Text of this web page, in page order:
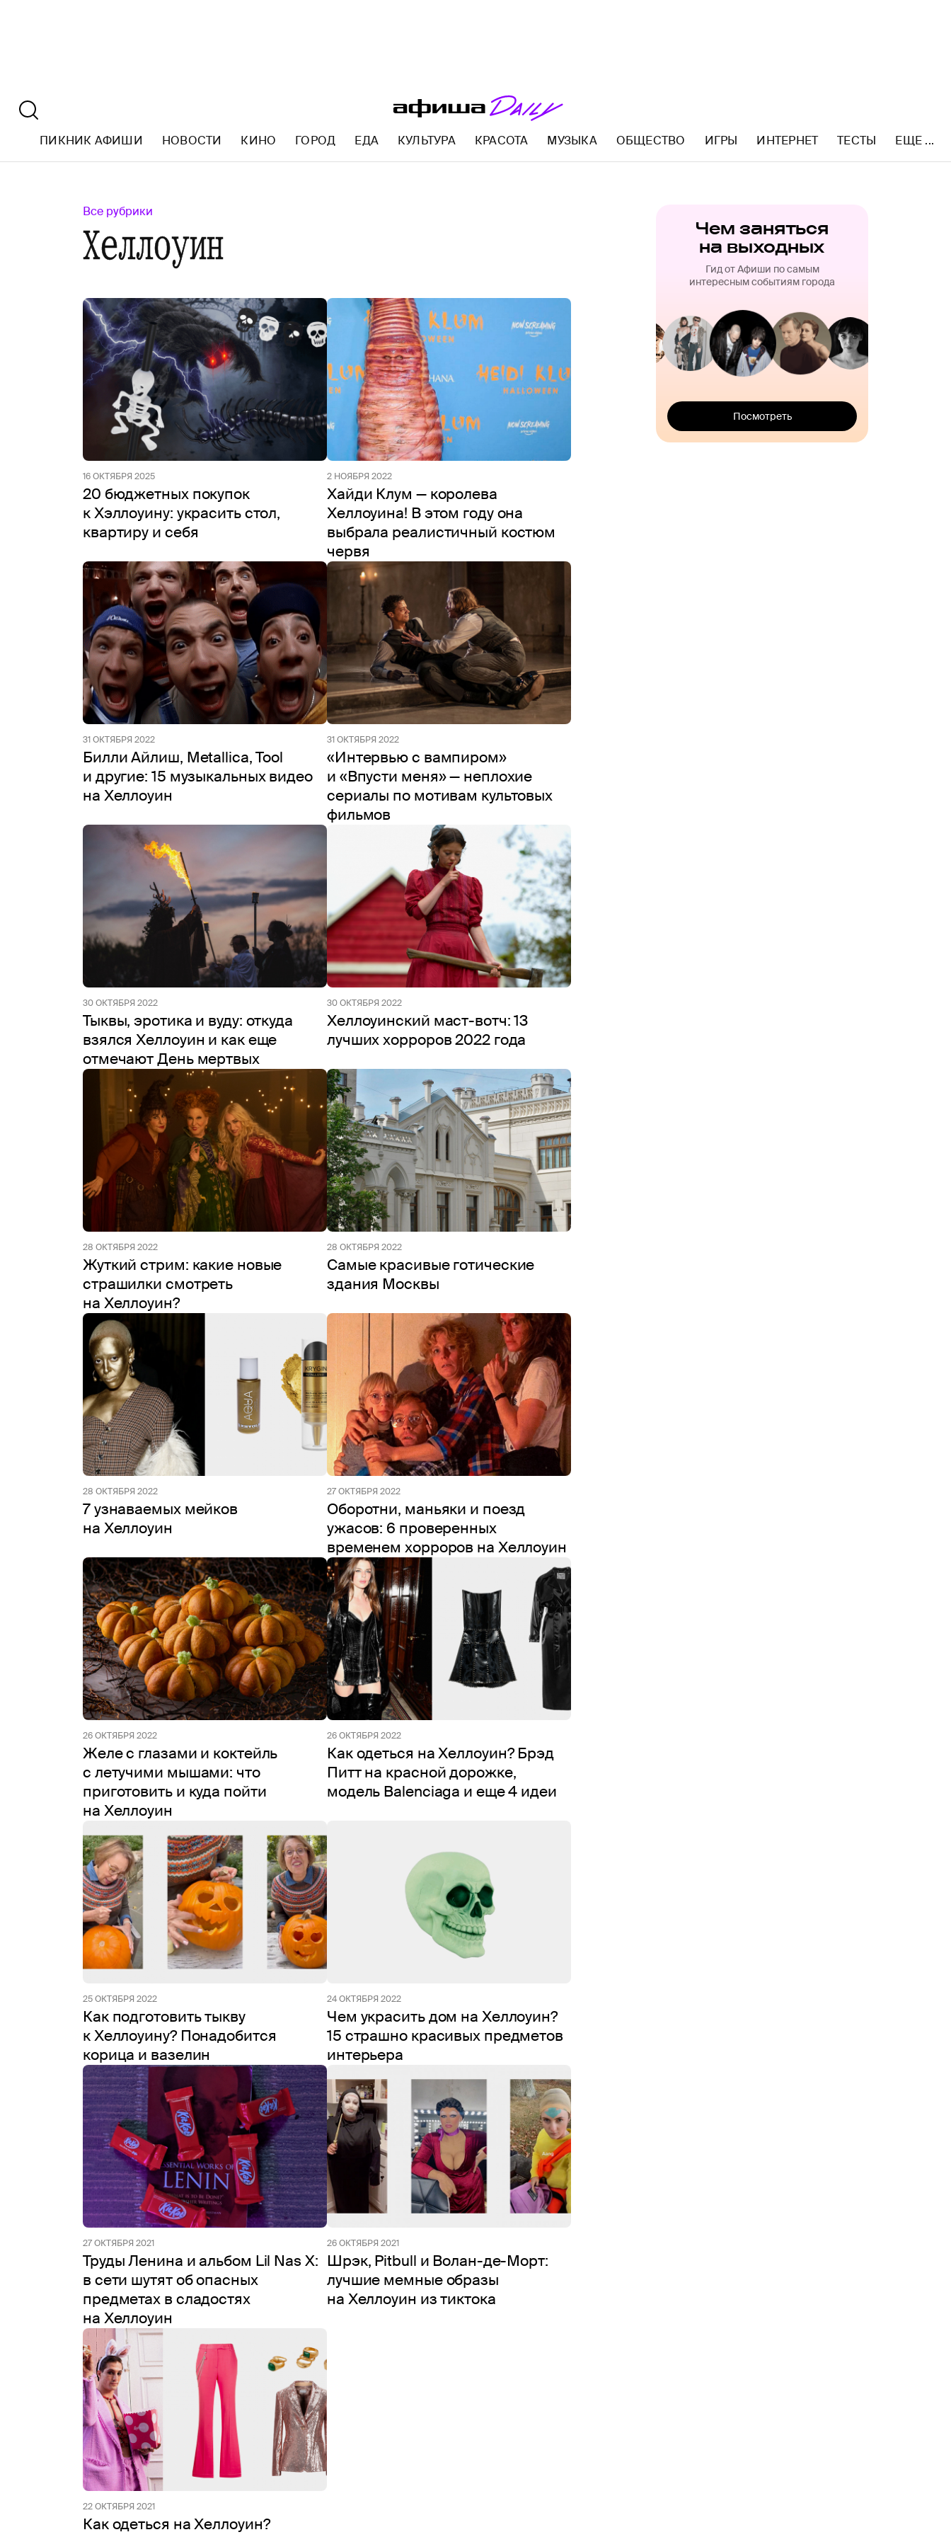
ПИКНИК АФИШИ НОВОСТИ КИНО ГОРОД ЕДА КУЛЬТУРА КРАСОТА МУЗЫКА ОБЩЕСТВО ИГРЫ ИНТЕРНЕТ
ТЕСТЫ
AFISHA.RU
ЕЩЕ ...
Все рубрики
Хеллоуин
16 ОКТЯБРЯ 2025
20 бюджетных покупок
к Хэллоуину: украсить стол,
квартиру и себя
2 НОЯБРЯ 2022
Хайди Клум — королева
Хеллоуина! В этом году она
выбрала реалистичный костюм
червя
31 ОКТЯБРЯ 2022
Билли Айлиш, Metallica, Tool
и другие: 15 музыкальных видео
на Хеллоуин
31 ОКТЯБРЯ 2022
«Интервью с вампиром»
и «Впусти меня» — неплохие
сериалы по мотивам культовых
фильмов
30 ОКТЯБРЯ 2022
Тыквы, эротика и вуду: откуда
взялся Хеллоуин и как еще
отмечают День мертвых
30 ОКТЯБРЯ 2022
Хеллоуинский маст-вотч: 13
лучших хорроров 2022 года
28 ОКТЯБРЯ 2022
Жуткий стрим: какие новые
страшилки смотреть
на Хеллоуин?
28 ОКТЯБРЯ 2022
Самые красивые готические
здания Москвы
28 ОКТЯБРЯ 2022
7 узнаваемых мейков
на Хеллоуин
27 ОКТЯБРЯ 2022
Оборотни, маньяки и поезд
ужасов: 6 проверенных
временем хорроров на Хеллоуин
26 ОКТЯБРЯ 2022
Желе с глазами и коктейль
с летучими мышами: что
приготовить и куда пойти
на Хеллоуин
26 ОКТЯБРЯ 2022
Как одеться на Хеллоуин? Брэд
Питт на красной дорожке,
модель Balenciaga и еще 4 идеи
25 ОКТЯБРЯ 2022
Как подготовить тыкву
к Хеллоуину? Понадобится
корица и вазелин
24 ОКТЯБРЯ 2022
Чем украсить дом на Хеллоуин?
15 страшно красивых предметов
интерьера
27 ОКТЯБРЯ 2021
Труды Ленина и альбом Lil Nas X:
в сети шутят об опасных
предметах в сладостях
на Хеллоуин
26 ОКТЯБРЯ 2021
Шрэк, Pitbull и Волан-де-Морт:
лучшие мемные образы
на Хеллоуин из тиктока
22 ОКТЯБРЯ 2021
Как одеться на Хеллоуин?
Чем заняться
на выходных
Гид от Афиши по самым
интересным событиям города
Посмотреть